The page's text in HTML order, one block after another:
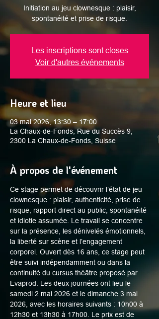
Initiation au jeu clownesque : plaisir,
spontanéité et prise de risque.
Les inscriptions sont closes
Voir d'autres événements
Heure et lieu
03 mai 2026, 13:30 – 17:00
La Chaux-de-Fonds, Rue du Succès 9,
2300 La Chaux-de-Fonds, Suisse
À propos de l'événement
Ce stage permet de découvrir l’état de jeu
clownesque : plaisir, authenticité, prise de
risque, rapport direct au public, spontanéité
et idiotie assumée. Le travail se concentre
sur la présence, les dénivelés émotionnels,
la liberté sur scène et l’engagement
corporel. Ouvert dès 16 ans, ce stage peut
être suivi indépendamment ou dans la
continuité du cursus théâtre proposé par
Evaprod. Les deux journées ont lieu le
samedi 2 mai 2026 et le dimanche 3 mai
2026, avec les horaires suivants : 10h00 à
12h30 et 13h30 à 17h00. Le prix est de